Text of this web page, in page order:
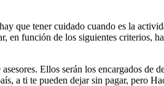
que tener cuidado cuando es la
en función de los siguientes criterios,
Ellos serán los encargados de
a ti te pueden dejar sin pagar, pero